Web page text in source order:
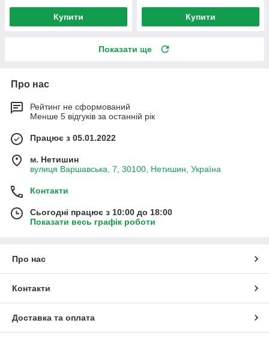
Купити Купити
Показати ще
Про нас
Рейтинг не сформований
Менше 5 відгуків за останній рік
Працює з 05.01.2022
м. Нетишин
вулиця Варшавська, 7, 30100, Нетишин, Україна
Контакти
Сьогодні працює з 10:00 до 18:00
Показати весь графік роботи
Про нас
Контакти
Доставка та оплата